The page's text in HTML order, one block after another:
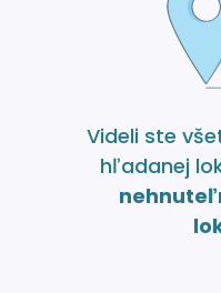
Videli ste
hľadanej